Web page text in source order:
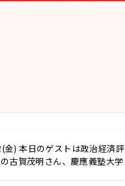
金) 本日のゲストは政治経済評
古賀茂明さん、慶應義塾大学